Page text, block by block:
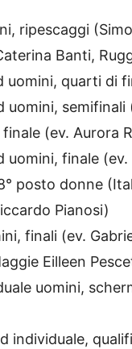
ripescaggi
Banti,
uomini, quarti di
uomini,
(ev. Aurora
uomini, finale
posto donne
Pianosi)
finali (ev.
Eilleen
uomini,
individuale,